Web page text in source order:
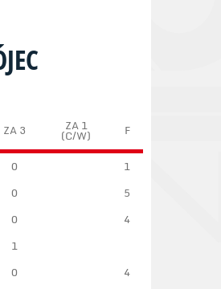
ZA 3 ZA 1
(C/W) F
0
1
0
5
0
4
1
0
4